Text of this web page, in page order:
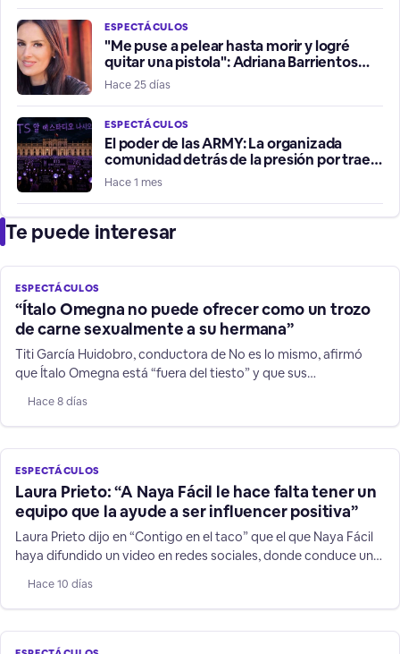
ESPECTÁCULOS
"Me puse a pelear hasta morir y logré
quitar una pistola": Adriana Barrientos
relata violento robo de su vehículo
Hace 25 días
ESPECTÁCULOS
El poder de las ARMY: La organizada
comunidad detrás de la presión por traer
a BTS a Chile
Hace 1 mes
Te puede interesar
ESPECTÁCULOS
“Ítalo Omegna no puede ofrecer como un trozo
de carne sexualmente a su hermana”
Titi García Huidobro, conductora de No es lo mismo, afirmó
que Ítalo Omegna está “fuera del tiesto” y que sus
Hace 8 días
ESPECTÁCULOS
Laura Prieto: “A Naya Fácil le hace falta tener un
equipo que la ayude a ser influencer positiva”
Laura Prieto dijo en “Contigo en el taco” que el que Naya Fácil
haya difundido un video en redes sociales, donde conduce un
irresponsabilidad sobre todo frente a niños y jóvenes que la
siguen.
Hace 10 días